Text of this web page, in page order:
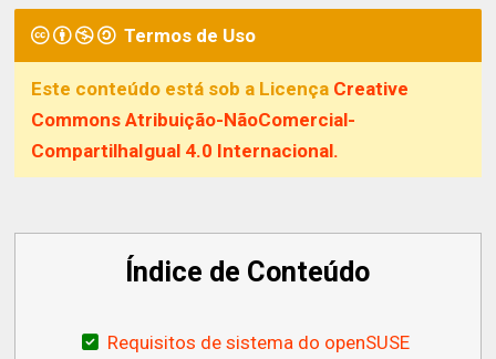
Termos de Uso
Este conteúdo está sob a Licença Creative
Commons Atribuição-NãoComercial-
CompartilhaIgual 4.0 Internacional.
Índice de Conteúdo
Requisitos de sistema do openSUSE